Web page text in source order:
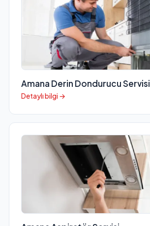
Amana Derin Dondurucu Servisi
Detaylı bilgi →